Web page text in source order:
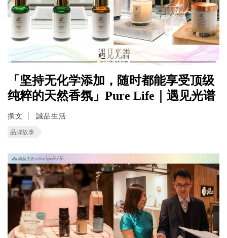
「坚持无化学添加，随时都能享受顶级
纯粹的天然香氛」Pure Life｜遇见光谱
撰文 誠品生活
品牌故事